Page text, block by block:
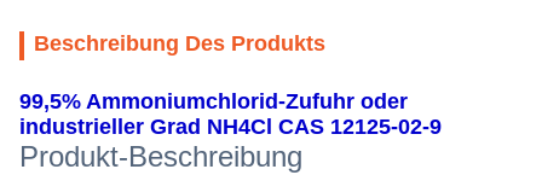
Beschreibung Des Produkts
99,5% Ammoniumchlorid-Zufuhr oder
industrieller Grad NH4Cl CAS 12125-02-9
Produkt-Beschreibung